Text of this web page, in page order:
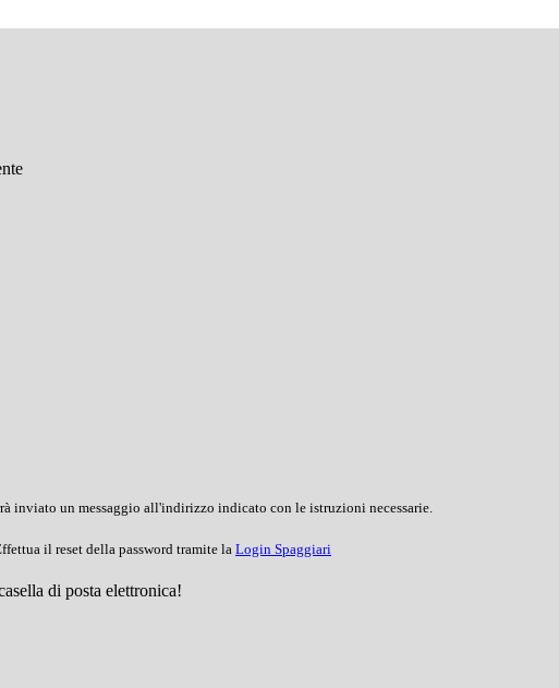
inviato un messaggio all'indirizzo indicato con le istruzioni necessarie.
il reset della password tramite la Login Spaggiari
di posta elettronica!